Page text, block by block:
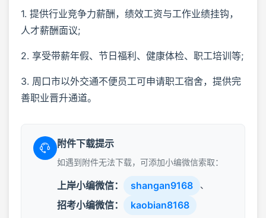
1. 提供行业竞争力薪酬，绩效工资与工作业绩挂钩，
人才薪酬面议;
2. 享受带薪年假、节日福利、健康体检、职工培训等;
3. 周口市以外交通不便员工可申请职工宿舍，提供完
善职业晋升通道。
附件下载提示
如遇到附件无法下载，可添加小编微信索取：
上岸小编微信： shangan9168 、
招考小编微信： kaobian8168